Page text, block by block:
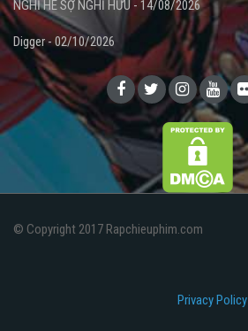
NGHỈ HÈ SỢ NGHỈ HƯU - 14/08/2026
Digger - 02/10/2026
© Copyright 2017 Rapchieuphim.com
Privacy Policy